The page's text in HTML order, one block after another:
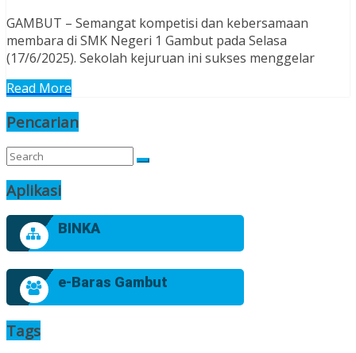
GAMBUT – Semangat kompetisi dan kebersamaan
membara di SMK Negeri 1 Gambut pada Selasa
(17/6/2025). Sekolah kejuruan ini sukses menggelar
Read More
Pencarian
Aplikasi
BINKA
e-Baras Gambut
Tags